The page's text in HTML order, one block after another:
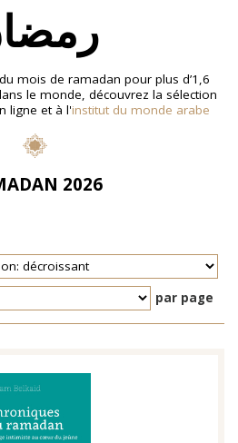
Fanon
mois de ramadan pour plus d’1,6
le monde, découvrez la sélection
ligne et à l'institut du monde arabe
2026
par page